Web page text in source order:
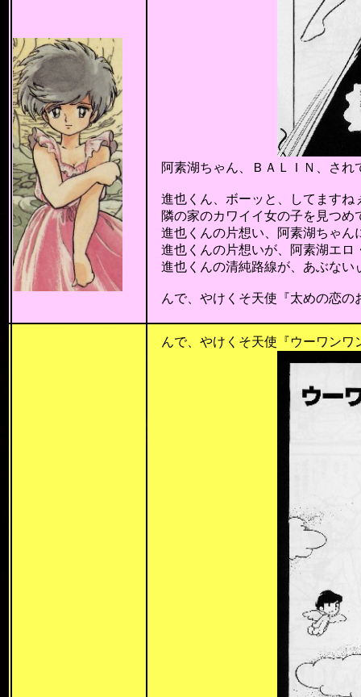
阿素湖ちゃん、ＢＡＬＩＮ、され
進也くん、ボーッと、してますね
隣の家のカワイイ女の子を見つめ
進也くんの片想い、阿素湖ちゃん
進也くんの片想いが、阿素湖エロ
進也くんの清純路線が、あぶない
んで、やけくそ天使『太めの恋の
んで、やけくそ天使『ウーワンワ